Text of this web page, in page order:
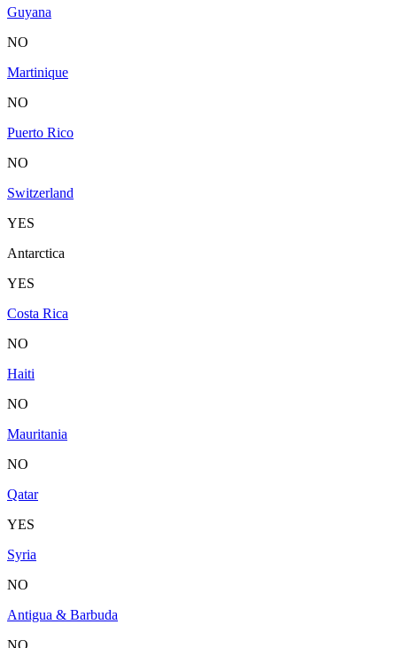
Guyana
NO
Martinique
NO
Puerto Rico
NO
Switzerland
YES
Antarctica
YES
Costa Rica
NO
Haiti
NO
Mauritania
NO
Qatar
YES
Syria
NO
Antigua & Barbuda
NO